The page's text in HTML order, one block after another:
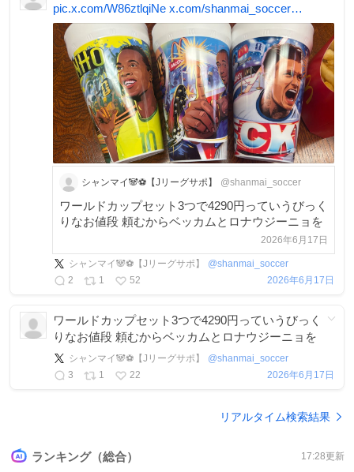
pic.x.com/W86ztlqiNe x.com/shanmai_soccer…
シャンマイ🐼⚽️【Jリーグサポ】 @shanmai_soccer
ワールドカップセット3つで4290円っていうびっく
りなお値段 頼むからベッカムとロナウジーニョを
2026年6月17日
シャンマイ🐼⚽️【Jリーグサポ】 @shanmai_soccer
2
1 52 2026年6月17日
ワールドカップセット3つで4290円っていうびっく
りなお値段 頼むからベッカムとロナウジーニョを
シャンマイ🐼⚽️【Jリーグサポ】 @shanmai_soccer
3
1 22 2026年6月17日
リアルタイム検索結果
ランキング（総合） 17:28更新